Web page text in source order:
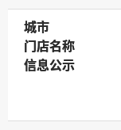
城市
城市
门店名称
门店名称
信息公示
信息公示